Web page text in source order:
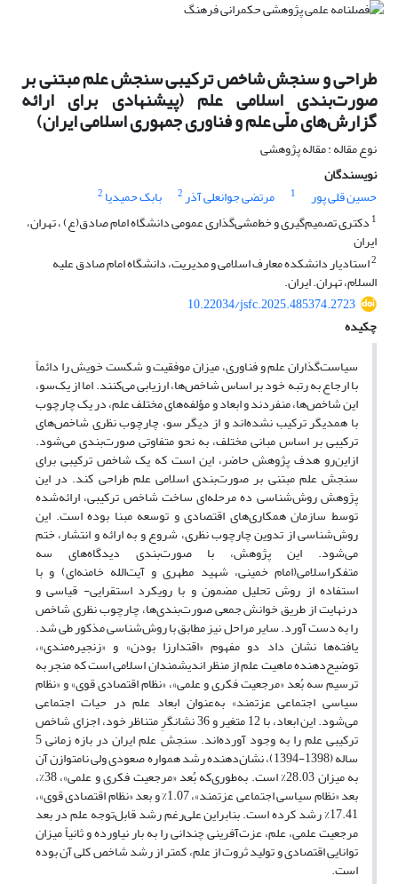
طراحی و سنجش شاخص ترکیبی سنجش علم مبتنی بر
صورت‌بندی اسلامی علم (پیشنهادی برای ارائه
گزارش‌های ملّی علم و فناوری جمهوری اسلامی ایران)
نوع مقاله : مقاله پژوهشی
نویسندگان
حسین قلی پور
1 مرتضی جوانعلی آذر2 بابک حمیدیا 2
1 دکتری تصمیم‌گیری و خط‌مشی‌گذاری عمومی دانشگاه امام صادق(ع) ، تهران،
ایران
2استادیار دانشکده معارف اسلامی و مدیریت، دانشگاه امام صادق علیه
السلام، تهران. ایران.
10.22034/jsfc.2025.485374.2723
چکیده
سیاست‌گذاران علم و فناوری، میزان موفقیت و شکست خویش را دائماً
با ارجاع به رتبه خود بر اساس شاخص‌ها، ارزیابی می‌کنند. اما از یک‌سو،
این شاخص‌ها، منفردند و ابعاد و مؤلفه‌های مختلف علم، در یک چارچوب
با همدیگر ترکیب نشده‌اند و از دیگر سو، چارچوب نظری شاخص‌های
ترکیبی بر اساس مبانی مختلف، به نحو متفاوتی صورت‌بندی می‌شود.
ازاین‌رو هدف پژوهش حاضر، این است که یک شاخص ترکیبی برای
سنجش علم مبتنی بر صورت‌بندی اسلامی علم طراحی کند. در این
پژوهش روش‌شناسی ده مرحله‌ای ساخت شاخص ترکیبی، ارائه‌شده
توسط سازمان همکاری‌های اقتصادی و توسعه مبنا بوده است. این
روش‌شناسی از تدوین چارچوب نظری، شروع و به ارائه و انتشار، ختم
می‌شود. این پژوهش، با صورت‌بندی دیدگاه‌های سه
متفکراسلامی(امام خمینی، شهید مطهری و آیت‌الله خامنه‌ای) و با
استفاده از روش تحلیل مضمون و با رویکرد استقرایی- قیاسی و
درنهایت از طریق خوانش جمعی صورت‌بندی‌ها، چارچوب نظری شاخص
را به دست آورد. سایر مراحل نیز مطابق با روش‌شناسی مذکور طی شد.
یافته‌ها نشان داد دو مفهوم «اقتدارزا بودن» و «زنجیره‌مندی»،
توضیح‌دهنده ماهیت علم از منظر اندیشمندان اسلامی است که منجر به
ترسیم سه بُعد «مرجعیت فکری و علمی»، «نظام اقتصادی قوی» و «نظام
سیاسی اجتماعی عزتمند» به‌عنوان ابعاد علم در حیات اجتماعی
می‌شود. این ابعاد، با 12 متغیر و 36 نشانگرِ متناظر خود، اجزای شاخص
ترکیبی علم را به وجود آورده‌اند. سنجش علم ایران در بازه زمانی 5
ساله (1398-1394)، نشان‌دهنده رشد همواره صعودی ولی نامتوازن آن
به میزان 28.03% است. به‌طوری‌که بُعد «مرجعیت فکری و علمی»، 38%،
بعد «نظام سیاسی اجتماعی عزتمند»، 1.07% و بعد «نظام اقتصادی قوی»،
17.41% رشد کرده است. بنابراین علی‌رغم رشد قابل‌توجه علم در بعد
مرجعیت علمی، علم، عزت‌آفرینی چندانی را به بار نیاورده و ثانیاً میزان
توانایی اقتصادی و تولید ثروت از علم، کمتر از رشد شاخص کلی آن بوده
است.